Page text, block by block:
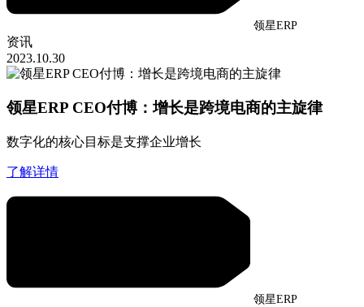
领星ERP
资讯
2023.10.30
领星ERP CEO付博：增长是跨境电商的主旋律
数字化的核心目标是支撑企业增长
了解详情
领星ERP